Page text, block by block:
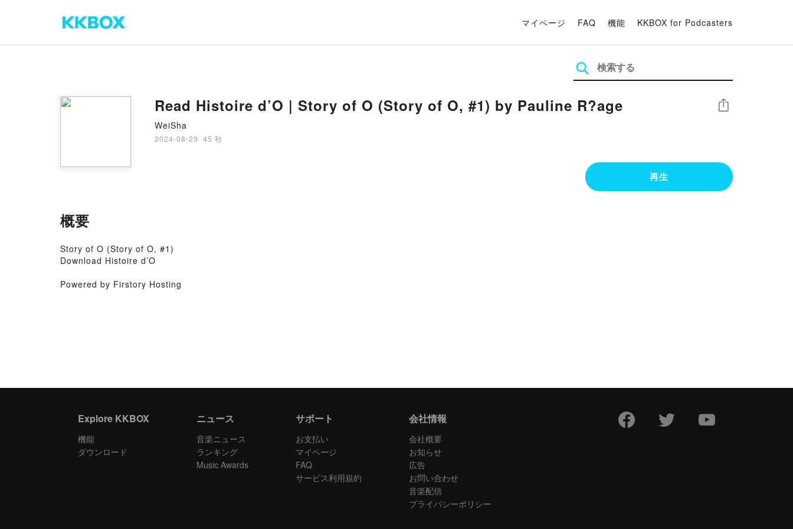
マイページ FAQ 機能 KKBOX for Podcasters
Read Histoire d’O | Story of O (Story of O, #1) by Pauline R?age
WeiSha
2024-08-29 · 45 秒
シェア
再生
概要
Story of O (Story of O, #1)
Download Histoire d’O
Powered by Firstory Hosting
Explore KKBOX
機能
ダウンロード
ニュース
音楽ニュース
ランキング
Music Awards
サポート
お支払い
マイページ
FAQ
サービス利用規約
会社情報
会社概要
お知らせ
広告
お問い合わせ
音楽配信
プライバシーポリシー